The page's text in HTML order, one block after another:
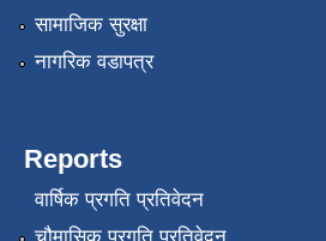
सामाजिक सुरक्षा
नागरिक वडापत्र
Reports
वार्षिक प्रगति प्रतिवेदन